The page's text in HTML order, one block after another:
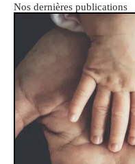
Nos dernières publications